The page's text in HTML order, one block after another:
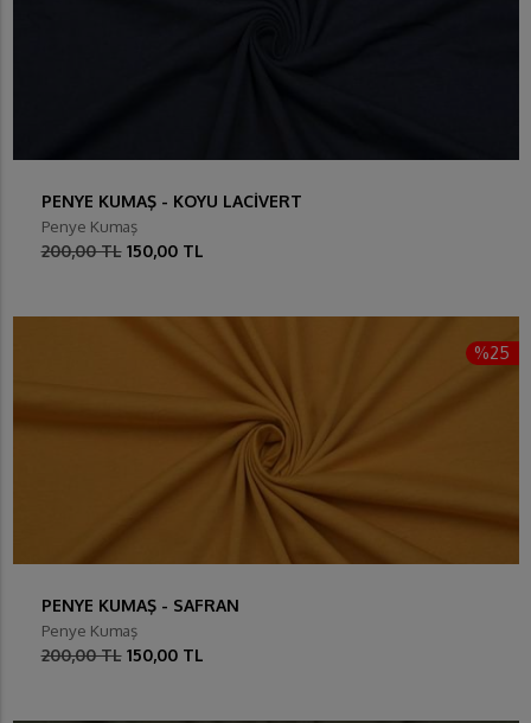
PENYE KUMAŞ - KOYU LACİVERT
Penye Kumaş
200,00 TL 150,00 TL
%25
PENYE KUMAŞ - SAFRAN
Penye Kumaş
200,00 TL 150,00 TL